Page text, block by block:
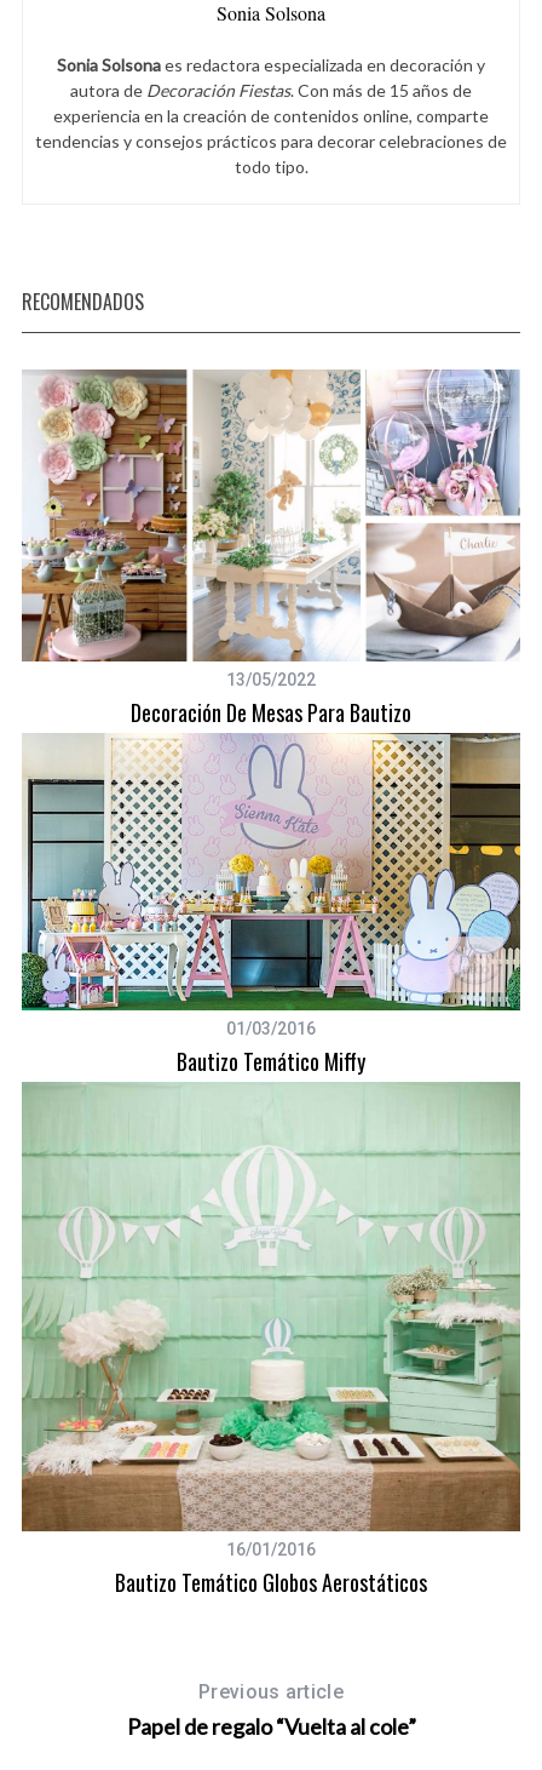
Sonia Solsona
Sonia Solsonaes redactora especializada en decoración y
autora de Decoración Fiestas. Con más de 15 años de
experiencia en la creación de contenidos online, comparte
tendencias y consejos prácticos para decorar celebraciones de
todo tipo.
RECOMENDADOS
13/05/2022
Decoración De Mesas Para Bautizo
01/03/2016
Bautizo Temático Miffy
16/01/2016
Bautizo Temático Globos Aerostáticos
Previous article
Papel de regalo “Vuelta al cole”
c
f
o
r
: